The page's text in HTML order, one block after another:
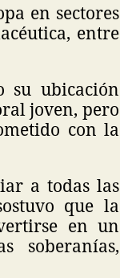
en sectores
entre
su ubicación
joven, pero
con la
a todas las
que la
en un
soberanías,